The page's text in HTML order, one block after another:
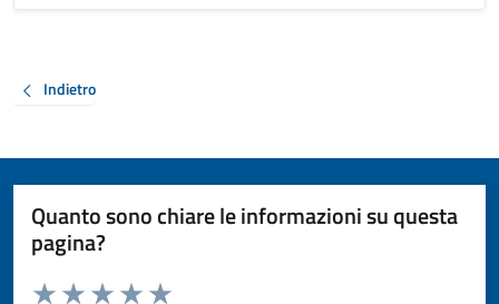
Indietro
Quanto sono chiare le informazioni su questa
pagina?
Valuta da 1 a 5 stelle la pagina